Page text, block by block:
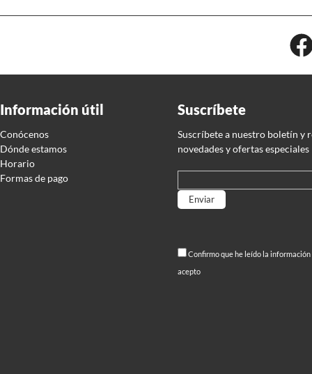
Información útil
Conócenos
Dónde estamos
Horario
Formas de pago
Suscríbete
Suscríbete a nuestro boletín y
novedades y ofertas especiales
Confirmo que he leído la
acepto